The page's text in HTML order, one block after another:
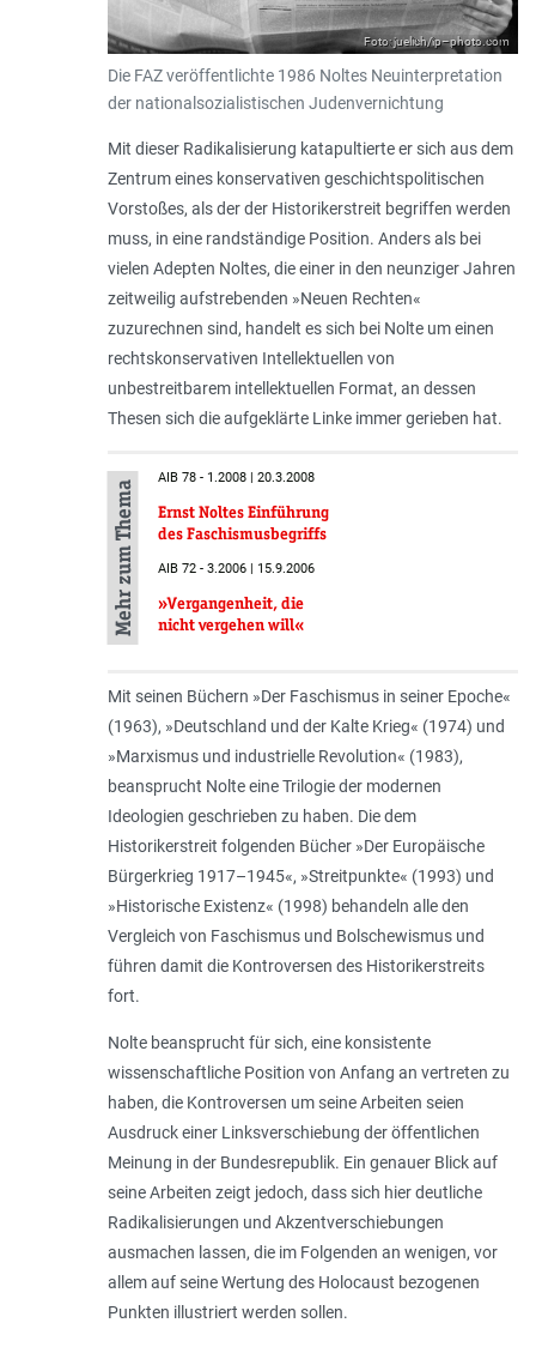
Foto: juelich/ip–photo.com
Die FAZ veröffentlichte 1986 Noltes Neuinterpretation
der nationalsozialistischen Judenvernichtung
Mit dieser Radikalisierung katapultierte er sich aus dem
Zentrum eines konservativen geschichtspolitischen
Vorstoßes, als der der Historikerstreit begriffen werden
muss, in eine randständige Position. Anders als bei
vielen Adepten Noltes, die einer in den neunziger Jahren
zeitweilig aufstrebenden »Neuen Rechten«
zuzurechnen sind, handelt es sich bei Nolte um einen
rechtskonservativen Intellektuellen von
unbestreitbarem intellektuellen Format, an dessen
Thesen sich die aufgeklärte Linke immer gerieben hat.
Mehr zum Thema
AIB 78 - 1.2008 | 20.3.2008
Ernst Noltes Einführung
des Faschismusbegriffs
AIB 72 - 3.2006 | 15.9.2006
»Vergangenheit, die
nicht vergehen will«
Mit seinen Büchern »Der Faschismus in seiner Epoche«
(1963), »Deutschland und der Kalte Krieg« (1974) und
»Marxismus und industrielle Revolution« (1983),
beansprucht Nolte eine Trilogie der modernen
Ideologien geschrieben zu haben. Die dem
Historikerstreit folgenden Bücher »Der Europäische
Bürgerkrieg 1917–1945«, »Streitpunkte« (1993) und
»Historische Existenz« (1998) behandeln alle den
Vergleich von Faschismus und Bolschewismus und
führen damit die Kontroversen des Historikerstreits
fort.
Nolte beansprucht für sich, eine konsistente
wissenschaftliche Position von Anfang an vertreten zu
haben, die Kontroversen um seine Arbeiten seien
Ausdruck einer Linksverschiebung der öffentlichen
Meinung in der Bundesrepublik. Ein genauer Blick auf
seine Arbeiten zeigt jedoch, dass sich hier deutliche
Radikalisierungen und Akzentverschiebungen
ausmachen lassen, die im Folgenden an wenigen, vor
allem auf seine Wertung des Holocaust bezogenen
Punkten illustriert werden sollen.